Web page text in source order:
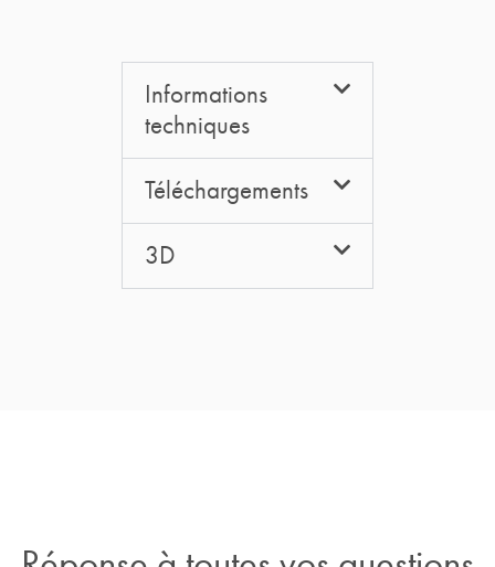
Informations
techniques
Téléchargements
3D